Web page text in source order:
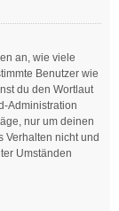
an, wie viele
Benutzer wie
du den Wortlaut
Administration
nur um deinen
Verhalten nicht und
Umständen